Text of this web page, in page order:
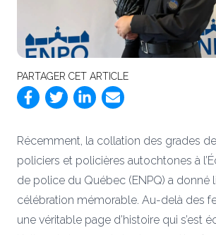
PARTAGER CET ARTICLE
Récemment, la collation des grades
policiers et policières autochtones à
de police du Québec (ENPQ) a donné
célébration mémorable. Au-delà des
une véritable page d’histoire qui s’est